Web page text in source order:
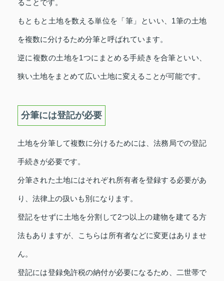
ることです。
もともと土地を数える単位を「筆」といい、1筆の土地
を複数に分けるため分筆と呼ばれています。
逆に複数の土地を1つにまとめる手続きを合筆といい、
狭い土地をまとめて広い土地に変えることが可能です。
分筆には登記が必要
土地を分筆して複数に分けるためには、法務局での登記
手続きが必要です。
分筆された土地にはそれぞれ所有者を登録する必要があ
り、法律上の扱いも別になります。
登記をせずに土地を分割して2つ以上の建物を建てる方
法もありますが、こちらは所有者などに変更はありませ
ん。
登記には登録免許税の納付が必要になるため、二世帯で